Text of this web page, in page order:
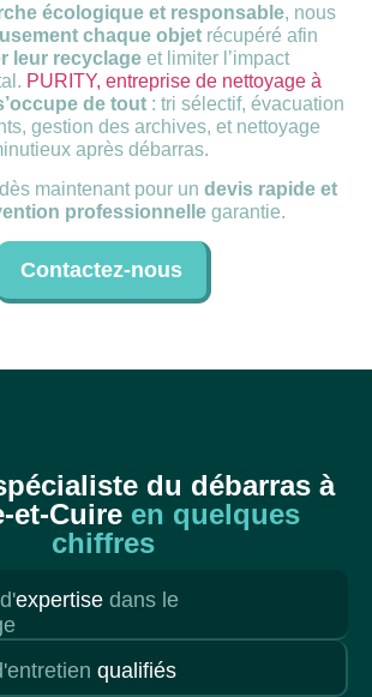
écologique et responsable, nous
chaque objetrécupéré afin
leur recyclage et limiter l’impact
PURITY, entreprise de nettoyage à
de tout: tri sélectif, évacuation
gestion des archives, et nettoyage
après débarras.
maintenant pour un devis rapide et
professionnellegarantie.
Contactez-nous
du débarras à
et-Cuireen quelques
chiffres
expertise dans le
qualifiés